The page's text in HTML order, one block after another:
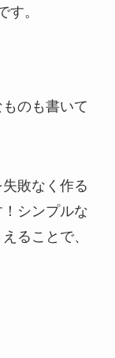
す。
のも書いて
敗なく作る
シンプルな
ることで、